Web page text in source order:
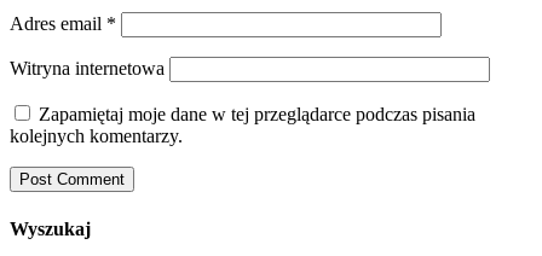
Adres email *
Witryna internetowa
Zapamiętaj moje dane w tej przeglądarce podczas pisania
kolejnych komentarzy.
Wyszukaj